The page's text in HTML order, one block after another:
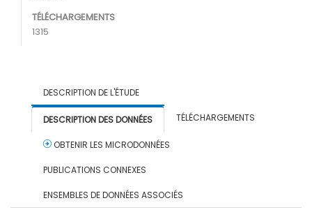
TÉLÉCHARGEMENTS
1315
DESCRIPTION DE L'ÉTUDE
DESCRIPTION DES DONNÉES TÉLÉCHARGEMENTS
OBTENIR LES MICRODONNÉES
PUBLICATIONS CONNEXES
ENSEMBLES DE DONNÉES ASSOCIÉS